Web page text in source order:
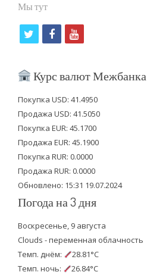
Мы тут
i
t
e
r
f
c
b
o
o
k
y
u
u
b
e
Курс валют Межбанка
Покупка USD: 41.4950
Продажа USD: 41.5050
Покупка EUR: 45.1700
Продажа EUR: 45.1900
Покупка RUR: 0.0000
Продажа RUR: 0.0000
Обновлено: 15:31 19.07.2024
Погода на 3 дня
Воскресенье, 9 августа
Clouds - переменная облачность
Темп. днём:
28.81°C
Темп. ночь:
26.84°C